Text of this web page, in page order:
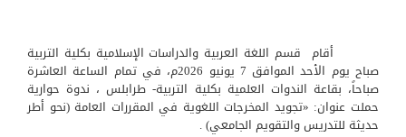
أقام قسم اللغة العربية والدراسات الإسلامية بكلية التربية
صباح يوم الأحد الموافق 7 يونيو 2026م، في تمام الساعة العاشرة
صباحاً، بقاعة الندوات العلمية بكلية التربية- طرابلس ، ندوة حوارية
حملت عنوان: «تجويد المخرجات اللغوية في المقررات العامة (نحو أطر
حديثة للتدريس والتقويم الجامعي) .